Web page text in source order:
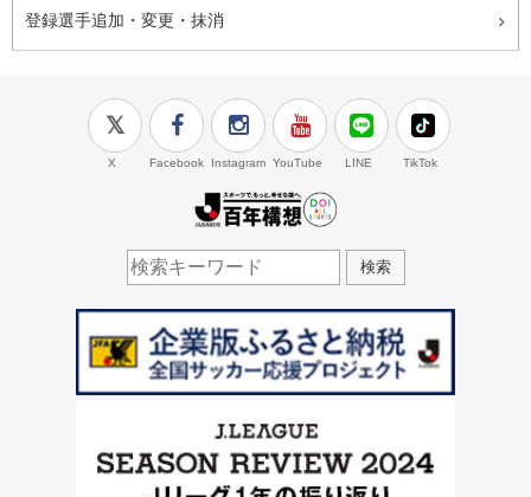
登録選手追加・変更・抹消
X Facebook Instagram YouTube LINE TikTok
検索